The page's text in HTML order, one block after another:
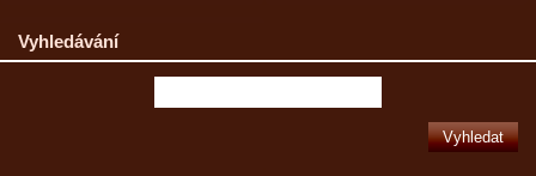
Vyhledávání